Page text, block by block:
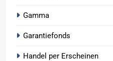
Gamma
Garantiefonds
Handel per Erscheinen